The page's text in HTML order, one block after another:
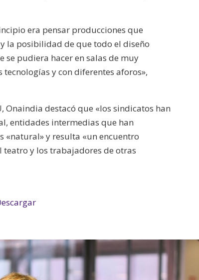
era pensar producciones que
la posibilidad de que todo el diseño
pudiera hacer en salas de muy
y con diferentes aforos»,
Onaindia destacó que «los sindicatos han
entidades intermedias que han
«natural» y resulta «un encuentro
y los trabajadores de otras